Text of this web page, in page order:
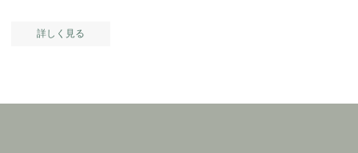
詳しく見る